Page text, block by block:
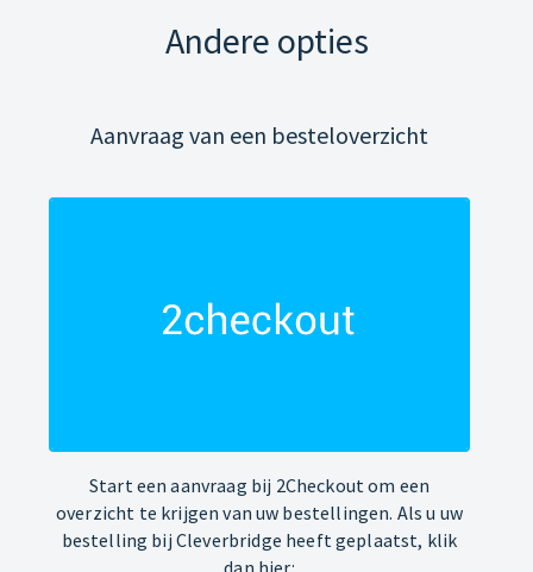
Andere opties
Aanvraag van een besteloverzicht
Start een aanvraag bij 2Checkout om een
overzicht te krijgen van uw bestellingen. Als u uw
bestelling bij Cleverbridge heeft geplaatst, klik
dan hier: